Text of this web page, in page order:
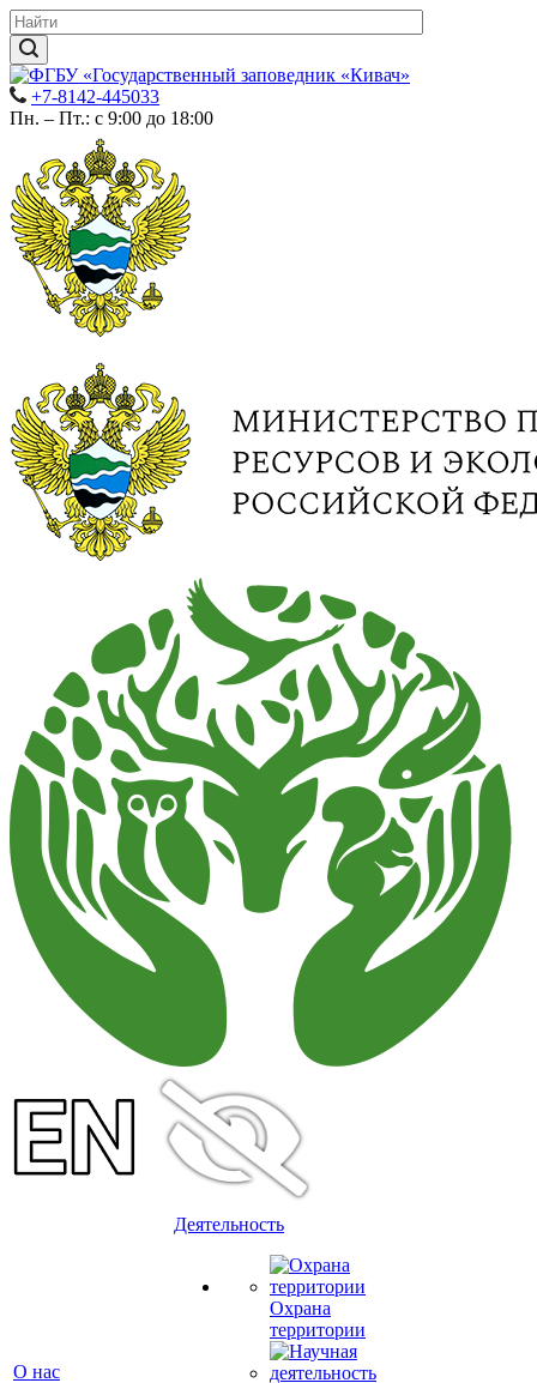
+7-8142-445033
Пн. – Пт.: с 9:00 до 18:00
О нас
Деятельность
Охрана
территории